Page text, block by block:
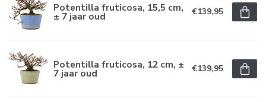
Potentilla fruticosa, 15,5 cm,
± 7 jaar oud €139,95
Potentilla fruticosa, 12 cm, ±
7 jaar oud €139,95